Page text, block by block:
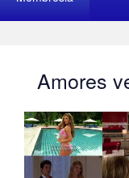
Amores